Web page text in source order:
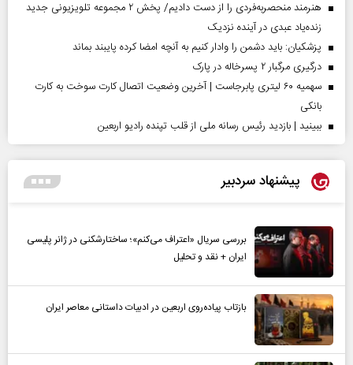
هنرمند منحصر‌به‌فردی را از دست دادیم/ پخش ۲ مجموعه تلویزیونی جدید
زنده‌یاد عبدی در آینده نزدیک
پزشکیان: باید دشمن را وادار کنیم به آنچه امضا کرده پایبند بماند
درگیری مرگبار ۲ پسرخاله در پارک
سهمیه ۶۰ لیتری پابرجاست | آخرین وضعیت اتصال کارت سوخت به کارت
بانکی
ببینید | بازدید رئیس رسانه ملی از قلب تپنده رادیو اربعین
پیشنهاد سردبیر
بررسی سریال «اعتراف می‌کنم»؛ ساختارشکنی در ژانر پلیسی
ایران + نقد و تحلیل
بازتاب پیاده‌روی اربعین در ادبیات داستانی معاصر ایران